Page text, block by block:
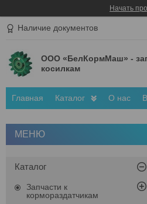
Начать
Наличие документов
ООО «БелКормМаш» -
косилкам
Главная Каталог О нас
Каталог
Запчасти к
кормораздатчикам